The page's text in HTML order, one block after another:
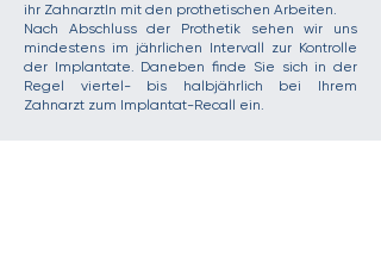
ihr ZahnarztIn mit den prothetischen Arbeiten.
Nach Abschluss der Prothetik sehen wir uns
mindestens im jährlichen Intervall zur Kontrolle
der Implantate. Daneben finde Sie sich in der
Regel viertel- bis halbjährlich bei Ihrem
Zahnarzt zum Implantat-Recall ein.